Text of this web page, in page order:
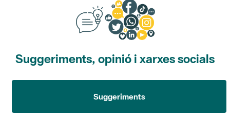
Suggeriments, opinió i xarxes socials
Suggeriments